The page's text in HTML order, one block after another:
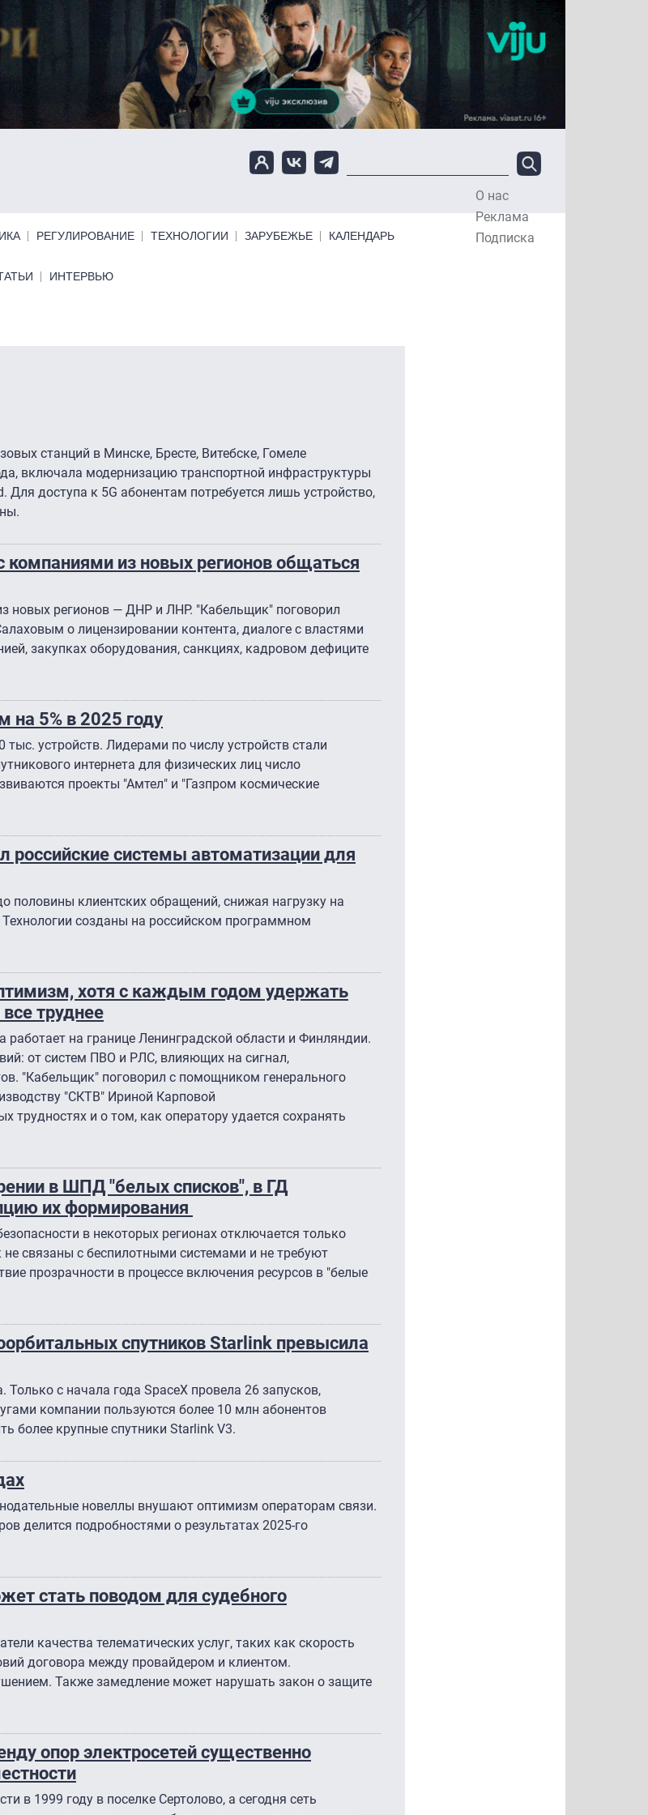
О нас
Реклама
Подписка
РЕГУЛИРОВАНИЕ ТЕХНОЛОГИИ ЗАРУБЕЖЬЕ КАЛЕНДАРЬ
ИНТЕРВЬЮ
станций в Минске, Бресте, Витебске, Гомеле
включала модернизацию транспортной инфраструктуры
доступа к 5G абонентам потребуется лишь устройство,
из новых регионов общаться
новых регионов — ДНР и ЛНР. "Кабельщик" поговорил
о лицензировании контента, диалоге с властями
закупках оборудования, санкциях, кадровом дефиците
на 5% в 2025 году
устройств. Лидерами по числу устройств стали
интернета для физических лиц число
проекты "Амтел" и "Газпром космические
российские системы автоматизации для
клиентских обращений, снижая нагрузку на
созданы на российском программном
хотя с каждым годом удержать
труднее
работает на границе Ленинградской области и Финляндии.
от систем ПВО и РЛС, влияющих на сигнал,
"Кабельщик" поговорил с помощником генерального
"СКТВ" Ириной Карповой
трудностях и о том, как оператору удается сохранять
в ШПД "белых списков", в ГД
их формирования
в некоторых регионах отключается только
связаны с беспилотными системами и не требуют
прозрачности в процессе включения ресурсов в "белые
спутников Starlink превысила
с начала года SpaceX провела 26 запусков,
компании пользуются более 10 млн абонентов
более крупные спутники Starlink V3.
новеллы внушают оптимизм операторам связи.
делится подробностями о результатах 2025-го
стать поводом для судебного
качества телематических услуг, таких как скорость
договора между провайдером и клиентом.
Также замедление может нарушать закон о защите
опор электросетей существенно
в 1999 году в поселке Сертолово, а сегодня сеть